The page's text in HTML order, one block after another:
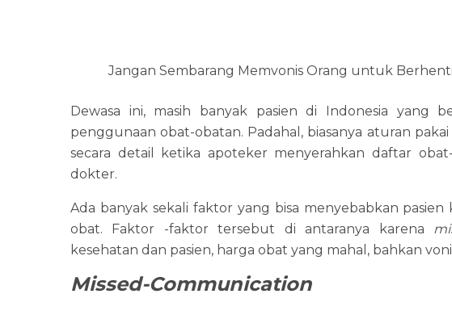
Jangan Sembarang Memvonis Orang untuk
Dewasa ini, masih banyak pasien di Indonesia yang
penggunaan obat-obatan. Padahal, biasanya aturan
secara detail ketika apoteker menyerahkan daftar
dokter.
Ada banyak sekali faktor yang bisa menyebabkan
obat. Faktor -faktor tersebut di antaranya karena
kesehatan dan pasien, harga obat yang mahal, bahkan
Missed-Communication